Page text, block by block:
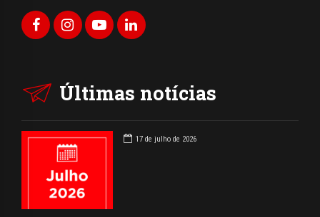
Últimas notícias
17 de julho de 2026